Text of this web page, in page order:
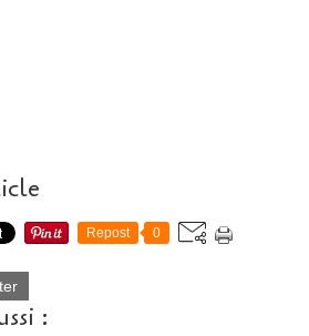
Repost 0
: